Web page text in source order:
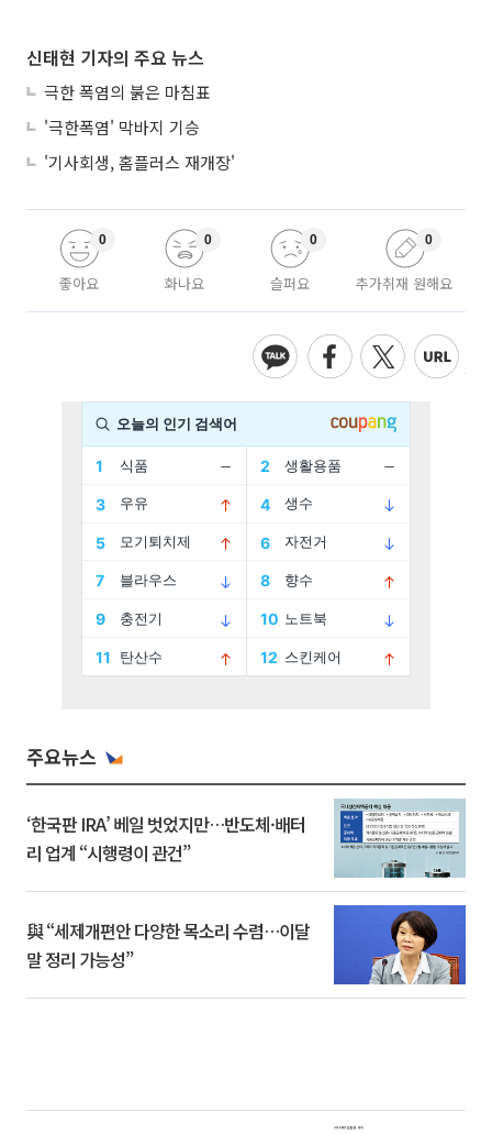
신태현 기자의 주요 뉴스
극한 폭염의 붉은 마침표
'극한폭염' 막바지 기승
'기사회생, 홈플러스 재개장'
좋아요
0
화나요
0
슬퍼요
0
추가취재 원해요
0
주요뉴스
‘한국판 IRA’ 베일 벗었지만…반도체·배터
리 업계 “시행령이 관건”
與 “세제개편안 다양한 목소리 수렴…이달
말 정리 가능성”